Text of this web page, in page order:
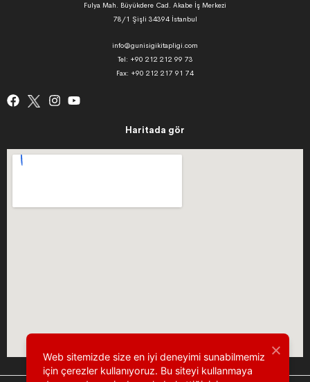
Fulya Mah. Büyükdere Cad. Akabe İş Merkezi
78/1 Şişli 34394 İstanbul
info@gunisigikitapligi.com
Tel: +90 212 212 99 73
Fax: +90 212 217 91 74
Haritada gör
Web sitemizde size en iyi deneyimi sunabilmemiz
için çerezler kullanıyoruz. Bu siteyi kullanmaya